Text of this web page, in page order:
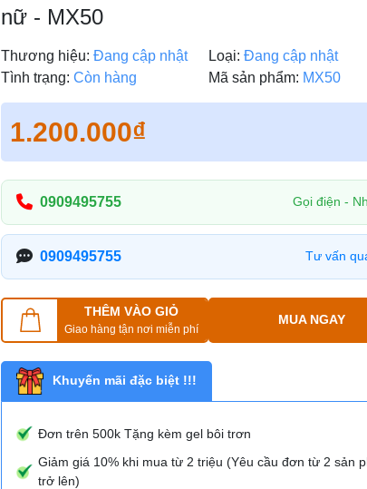
nữ - MX50
Thương hiệu: Đang cập nhật Loại: Đang cập nhật
Tình trạng: Còn hàng Mã sản phẩm: MX50
1.200.000₫
0909495755 Gọi điện -
0909495755 Tư vấn
THÊM VÀO GIỎ
Giao hàng tận nơi miễn phí
MUA NGAY
Khuyến mãi đặc biệt !!!
Đơn trên 500k Tặng kèm gel bôi trơn
Giảm giá 10% khi mua từ 2 triệu (Yêu cầu đơn từ 2 sản
trở lên)